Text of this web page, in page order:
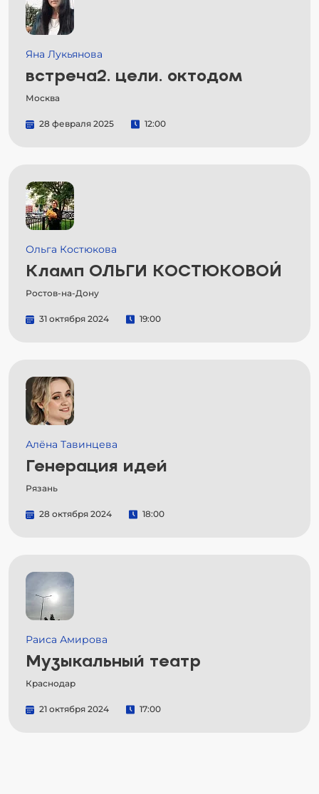
Яна Лукьянова
встреча2. цели. октодом
Москва
28 февраля 2025 12:00
Ольга Костюкова
Кламп ОЛЬГИ КОСТЮКОВОЙ
Ростов-на-Дону
31 октября 2024 19:00
Алёна Тавинцева
Генерация идей
Рязань
28 октября 2024 18:00
Раиса Амирова
Музыкальный театр
Краснодар
21 октября 2024 17:00